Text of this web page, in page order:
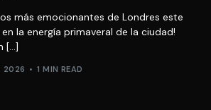
más emocionantes de Londres este
la energía primaveral de la ciudad!
[…]
2026 1 MIN READ